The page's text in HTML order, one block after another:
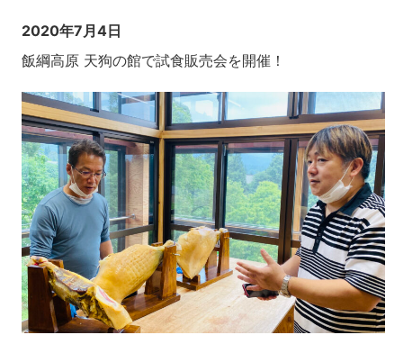
2020年7月4日
飯綱高原 天狗の館で試食販売会を開催！